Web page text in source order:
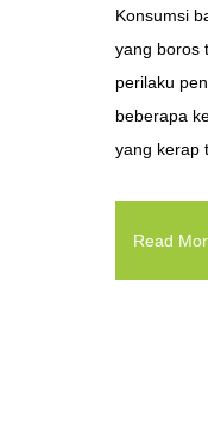
Konsumsi
yang boros
perilaku
beberapa
yang kerap
Read